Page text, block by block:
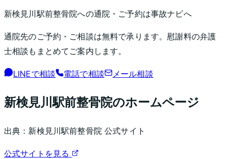
新検見川駅前整骨院への通院・ご予約は事故ナビへ
通院先のご予約・ご相談は無料で承ります。慰謝料の弁護
士相談もまとめてご案内します。
LINEで相談 電話で相談 メール相談
新検見川駅前整骨院のホームページ
出典： 新検見川駅前整骨院 公式サイト
公式サイトを見る